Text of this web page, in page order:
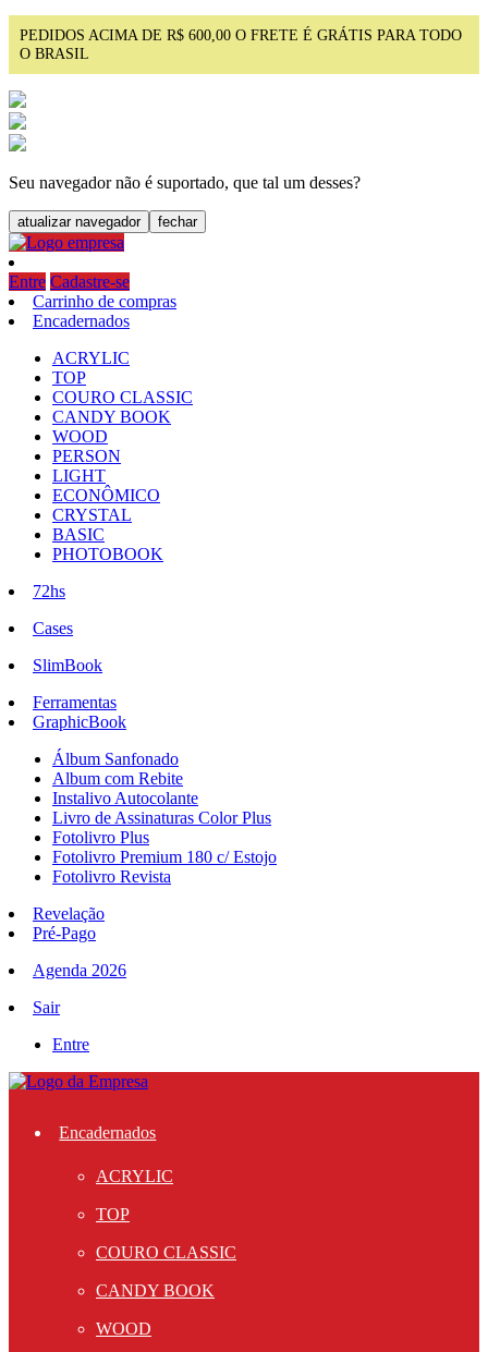
PEDIDOS ACIMA DE R$ 600,00 O FRETE É GRÁTIS PARA TODO
O BRASIL
Seu navegador não é suportado, que tal um desses?
atualizar navegador fechar
Entre Cadastre-se
Carrinho de compras
Encadernados
ACRYLIC
TOP
COURO CLASSIC
CANDY BOOK
WOOD
PERSON
LIGHT
ECONÔMICO
CRYSTAL
BASIC
PHOTOBOOK
72hs
Cases
SlimBook
Ferramentas
GraphicBook
Álbum Sanfonado
Album com Rebite
Instalivo Autocolante
Livro de Assinaturas Color Plus
Fotolivro Plus
Fotolivro Premium 180 c/ Estojo
Fotolivro Revista
Revelação
Pré-Pago
Agenda 2026
Sair
Entre
Encadernados
ACRYLIC
TOP
COURO CLASSIC
CANDY BOOK
WOOD